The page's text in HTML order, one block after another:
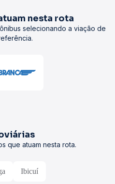
nesta rota
selecionando a viação de
que atuam nesta rota.
Ibicuí